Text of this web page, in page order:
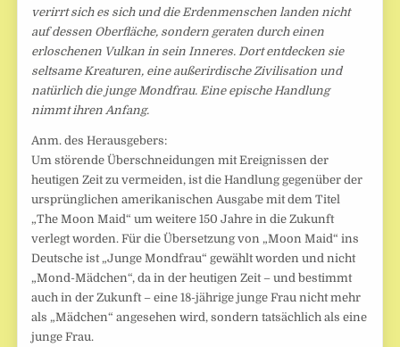
verirrt sich es sich und die Erdenmenschen landen nicht
auf dessen Oberfläche, sondern geraten durch einen
erloschenen Vulkan in sein Inneres. Dort entdecken sie
seltsame Kreaturen, eine außerirdische Zivilisation und
natürlich die junge Mondfrau. Eine epische Handlung
nimmt ihren Anfang.
Anm. des Herausgebers:
Um störende Überschneidungen mit Ereignissen der
heutigen Zeit zu vermeiden, ist die Handlung gegenüber der
ursprünglichen amerikanischen Ausgabe mit dem Titel
„The Moon Maid“ um weitere 150 Jahre in die Zukunft
verlegt worden. Für die Übersetzung von „Moon Maid“ ins
Deutsche ist „Junge Mondfrau“ gewählt worden und nicht
„Mond-Mädchen“, da in der heutigen Zeit – und bestimmt
auch in der Zukunft – eine 18-jährige junge Frau nicht mehr
als „Mädchen“ angesehen wird, sondern tatsächlich als eine
junge Frau.